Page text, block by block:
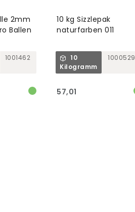
2mm
Ballen
1001462
10 kg Sizzlepak
naturfarben 011
10
Kilogramm
1000529
57,01